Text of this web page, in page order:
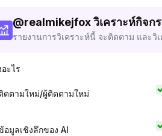
@realmikejfoxวิเคราะห์กิจก
รายงานการวิเคราะห์นี้ จะติดตาม และ
อะไร
ดตามใหม่/ผู้ติดตามใหม่
อมูลเชิงลึกของ AI